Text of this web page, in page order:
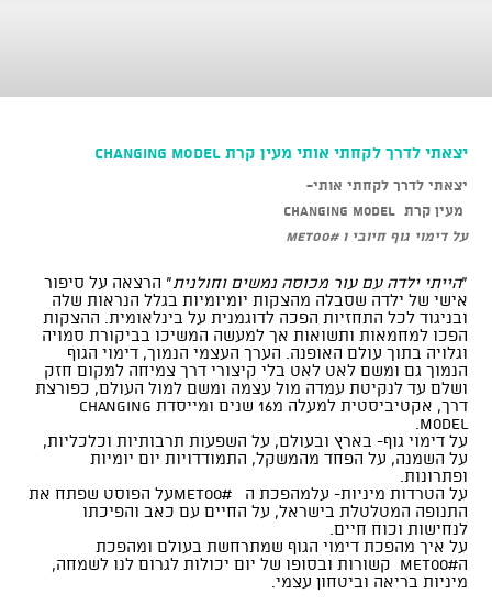
יצאתי לדרך לקחתי אותי מעין קרת changing model
יצאתי לדרך לקחתי אותי-
מעין קרת changing model
על דימוי גוף חיובי ו #METOO
"הייתי ילדה עם עור מכוסה נמשים וחולנית" הרצאה על סיפור
אישי של ילדה שסבלה מהצקות יומיומיות בגלל הנראות שלה
ובניגוד לכל התחזיות הפכה לדוגמנית על בינלאומית. ההצקות
הפכו למחמאות ותשואות אך למעשה המשיכו בביקורת סמויה
וגלויה בתוך עולם האופנה. הערך העצמי הנמוך, דימוי הגוף
הנמוך גם ומשם לאט לאט בלי קיצורי דרך צמיחה למקום חזק
ושלם עד לנקיטת עמדה מול עצמה ומשם למול העולם, כפורצת
דרך, אקטיביסטית למעלה מ16 שנים ומייסדת changing
model.
על דימוי גוף- בארץ ובעולם, על השפעות תרבותיות וכלכליות,
על השמנה, על הפחד מהמשקל, התמודדויות יום יומיות
ופתרונות.
על הטרדות מיניות- עלמהפכת ה #metooעל הפוסט שפתח את
התנופה המטלטלת בישראל, על החיים עם כאב והפיכתו
לנחישות וכוח חיים.
על איך מהפכת דימוי הגוף שמתרחשת בעולם ומהפכת
ה#metoo קשורות ובסופו של יום יכולות לגרום לנו לשמחה,
מיניות בריאה וביטחון עצמי.